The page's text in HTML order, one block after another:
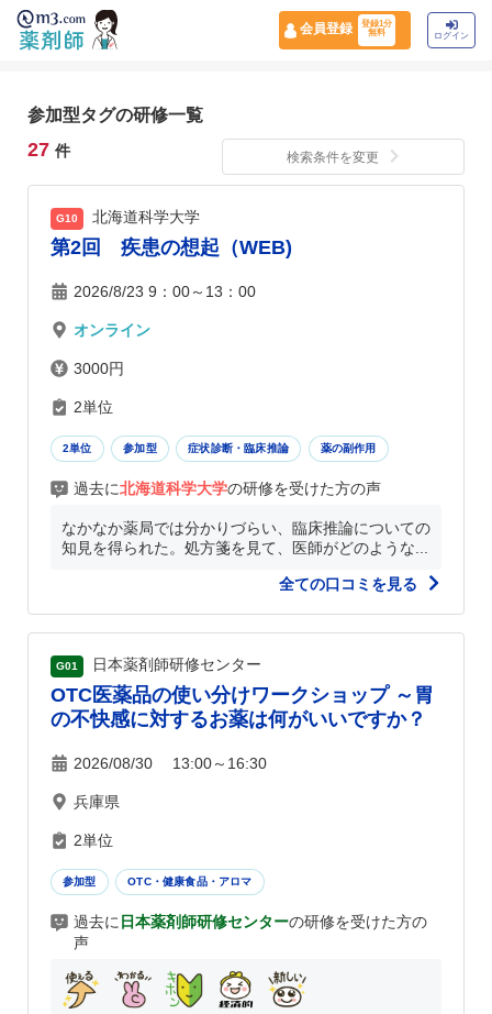
会員登録
登録1分
無料
ログイン
参加型タグの研修一覧
27 件 検索条件を変更
G10 北海道科学大学
第2回 疾患の想起（WEB)
2026/8/23 9：00～13：00
オンライン
3000円
2単位
2単位 参加型 症状診断・臨床推論 薬の副作用
過去に北海道科学大学の研修を受けた方の声
なかなか薬局では分かりづらい、臨床推論についての
知見を得られた。処方箋を見て、医師がどのような...
全ての口コミを見る
G01 日本薬剤師研修センター
OTC医薬品の使い分けワークショップ ～胃
の不快感に対するお薬は何がいいですか？
2026/08/30 13:00～16:30
兵庫県
2単位
参加型 OTC・健康食品・アロマ
過去に 日本薬剤師研修センターの研修を受けた方の
声